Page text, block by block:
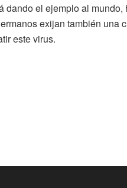
dando el ejemplo al mundo,
exijan también una
este virus.